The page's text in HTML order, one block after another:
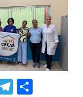
Telegram